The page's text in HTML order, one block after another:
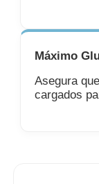
Máximo
Asegura
cargados